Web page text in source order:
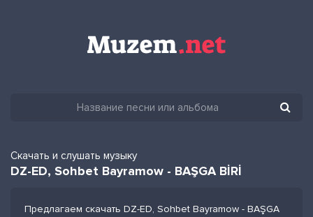
Скачать и слушать музыку
DZ-ED, Sohbet Bayramow - BAŞGA BİRİ
Предлагаем скачать DZ-ED, Sohbet Bayramow - BAŞGA